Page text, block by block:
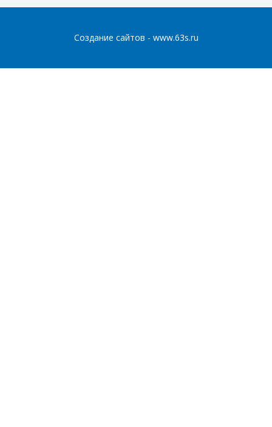
Создание сайтов - www.63s.ru